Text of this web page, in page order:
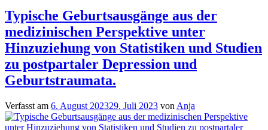
Typische Geburtsausgänge aus der
medizinischen Perspektive unter
Hinzuziehung von Statistiken und Studien
zu postpartaler Depression und
Geburtstraumata.
Verfasst am 6. August 202329. Juli 2023 von Anja